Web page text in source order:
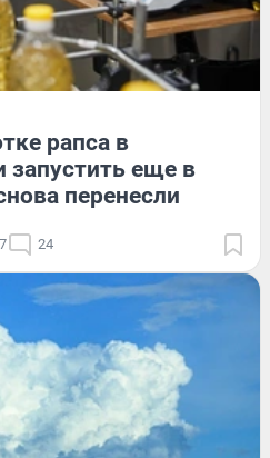
рапса в
запустить еще в
перенесли
24